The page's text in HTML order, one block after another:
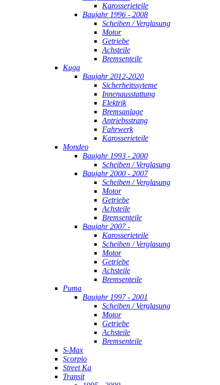
Karosserieteile
Baujahr 1996 - 2008
Scheiben / Verglasung
Motor
Getriebe
Achsteile
Bremsenteile
Kuga
Baujahr 2012-2020
Sicherheitssyteme
Innenausstattung
Elektrik
Bremsanlage
Antriebsstrang
Fahrwerk
Karosserieteile
Mondeo
Baujahr 1993 - 2000
Scheiben / Verglasung
Baujahr 2000 - 2007
Scheiben / Verglasung
Motor
Getriebe
Achsteile
Bremsenteile
Baujahr 2007 -
Karosserieteile
Scheiben / Verglasung
Motor
Getriebe
Achsteile
Bremsenteile
Puma
Baujahr 1997 - 2001
Scheiben / Verglasung
Motor
Getriebe
Achsteile
Bremsenteile
S-Max
Scorpio
Street Ka
Transit